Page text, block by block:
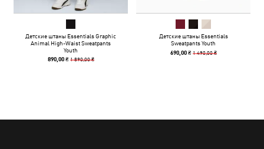
Детские штаны Essentials Graphic
Animal High-Waist Sweatpants
Youth
890,00 ₴ 1 890,00 ₴
Детские штаны Essentials
Sweatpants Youth
690,00 ₴ 1 490,00 ₴